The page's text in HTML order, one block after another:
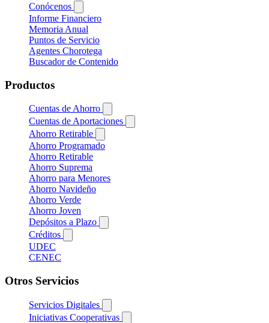
Conócenos
Informe Financiero
Memoria Anual
Puntos de Servicio
Agentes Chorotega
Buscador de Contenido
Productos
Cuentas de Ahorro
Cuentas de Aportaciones
Ahorro Retirable
Ahorro Programado
Ahorro Retirable
Ahorro Suprema
Ahorro para Menores
Ahorro Navideño
Ahorro Verde
Ahorro Joven
Depósitos a Plazo
Créditos
UDEC
CENEC
Otros Servicios
Servicios Digitales
Iniciativas Cooperativas